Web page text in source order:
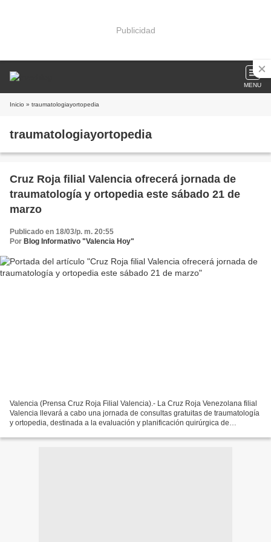
Publicidad
MENU
Inicio » traumatologiayortopedia
traumatologiayortopedia
Cruz Roja filial Valencia ofrecerá jornada de
traumatología y ortopedia este sábado 21 de
marzo
Publicado en 18/03/p. m. 20:55
Por Blog Informativo "Valencia Hoy"
Valencia (Prensa Cruz Roja Filial Valencia).- La Cruz Roja Venezolana filial
Valencia llevará a cabo una jornada de consultas gratuitas de traumatología
y ortopedia, destinada a la evaluación y planificación quirúrgica de